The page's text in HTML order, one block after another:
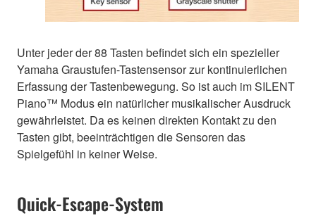
Unter jeder der 88 Tasten befindet sich ein spezieller
Yamaha Graustufen-Tastensensor zur kontinuierlichen
Erfassung der Tastenbewegung. So ist auch im SILENT
Piano™ Modus ein natürlicher musikalischer Ausdruck
gewährleistet. Da es keinen direkten Kontakt zu den
Tasten gibt, beeinträchtigen die Sensoren das
Spielgefühl in keiner Weise.
Quick-Escape-System